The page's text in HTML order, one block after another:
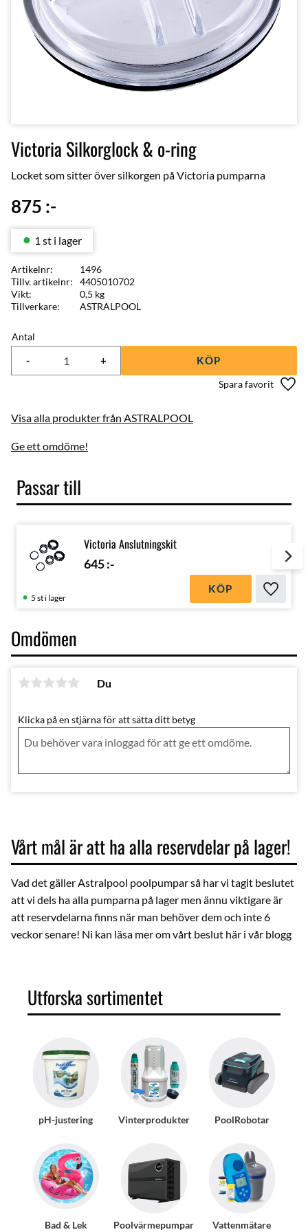
Victoria Silkorglock & o-ring
Locket som sitter över silkorgen på Victoria pumparna
875 :-
Antal
+
- KÖP
1 st i lager
Artikelnr
1496
Tillv. artikelnr
4405010702
Vikt
0,5 kg
Tillverkare
ASTRALPOOL
Visa alla produkter från ASTRALPOOL
Ge ett omdöme!
Passar till
Victoria Anslutningskit
645:-
Lägg
5 st i lager
KÖP
Vårt mål är att ha alla reservdelar på lager!
Vad det gäller Astralpool poolpumpar så har vi tagit beslutet
att vi dels ha alla pumparna på lager men ännu viktigare är
att reservdelarna finns när man behöver dem och inte 6
veckor senare! Ni kan läsa mer om vårt beslut här i vår blogg
Omdömen
Du
Klicka på en stjärna för att sätta ditt betyg
Utforska sortimentet
pH-justering Vinterprodukter PoolRobotar
Bad & Lek Poolvärmepumpar Vattenmätare